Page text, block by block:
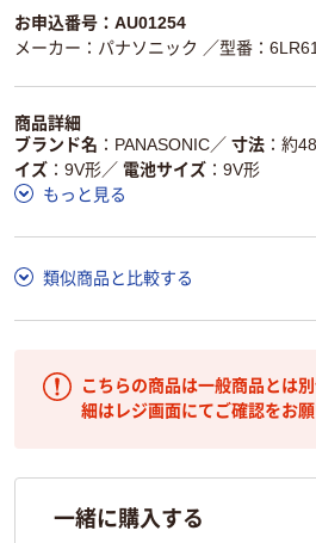
お申込番号：AU01254
メーカー：パナソニック ／型番：
商品詳細
ブランド名
PANASONIC／ 寸法 約
イズ
9V形／ 電池サイズ
9V形
もっと見る
類似商品と比較する
こちらの商品は一般商品とは
細はレジ画面にてご確認をお願
一緒に購入する